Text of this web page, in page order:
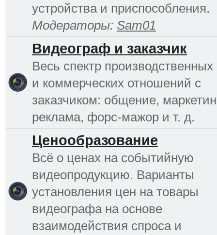
устройства и приспособления.
Модераторы: Sam01
Видеограф и заказчик
Весь спектр производственных
и коммерческих отношений с
заказчиком: общение,
реклама, форс-мажор и т. д.
Ценообразование
Всё о ценах на событийную
видеопродукцию. Варианты
установления цен на товары
видеографа на основе
взаимодействия спроса и